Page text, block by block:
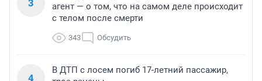
3
агент — о том, что на самом деле происходит
с телом после смерти
343 Обсудить
4
В ДТП с лосем погиб 17-летний пассажир,